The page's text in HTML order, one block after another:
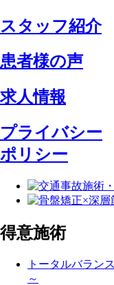
スタッフ紹介
患者様の声
求人情報
プライバシー
ポリシー
得意施術
トータルバラン
～